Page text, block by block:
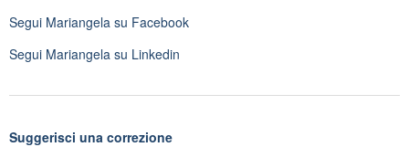
Segui Mariangela su Facebook
Segui Mariangela su Linkedin
Suggerisci una correzione